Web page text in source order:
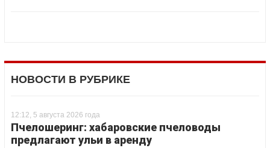
НОВОСТИ В РУБРИКЕ
12:12, 5 августа 2026 года
Пчелошеринг: хабаровские пчеловоды
предлагают ульи в аренду